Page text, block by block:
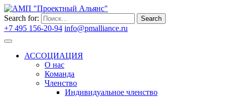
Search for: Search
+7 495 156-20-94 info@pmalliance.ru
АССОЦИАЦИЯ
О нас
Команда
Членство
Индивидуальное членство